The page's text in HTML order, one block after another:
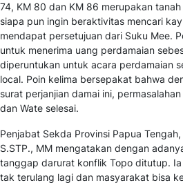
74, KM 80 dan KM 86 merupakan
siapa pun ingin beraktivitas mencari
mendapat persetujuan dari Suku Mee.
untuk menerima uang perdamaian
diperuntukan untuk acara perdamaian
local. Poin kelima bersepakat bahwa
surat perjanjian damai ini,
dan Wate selesai.
Penjabat Sekda Provinsi Papua
S.STP., MM mengatakan dengan
tanggap darurat konflik Topo ditutup.
tak terulang lagi dan masyarakat bisa